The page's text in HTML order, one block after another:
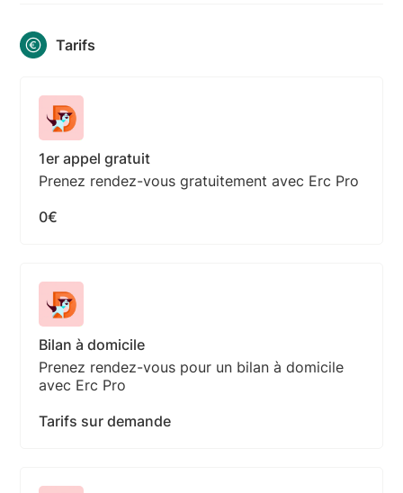
Tarifs
1er appel gratuit
Prenez rendez-vous gratuitement avec Erc Pro
0€
Bilan à domicile
Prenez rendez-vous pour un bilan à domicile
avec Erc Pro
Tarifs sur demande